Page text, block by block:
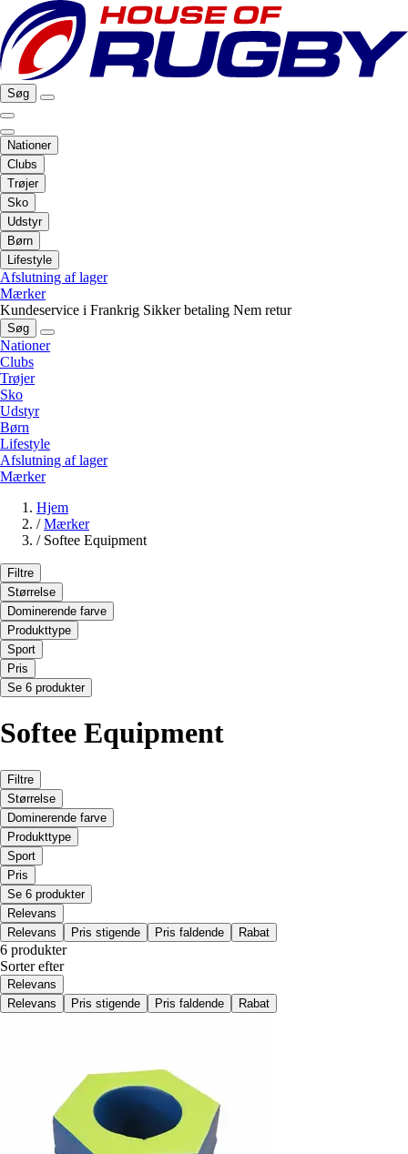
Søg
Nationer
Clubs
Trøjer
Sko
Udstyr
Børn
Lifestyle
Afslutning af lager
Mærker
Kundeservice i Frankrig Sikker betaling Nem retur
Søg
Nationer
Clubs
Trøjer
Sko
Udstyr
Børn
Lifestyle
Afslutning af lager
Mærker
Hjem
/ Mærker
/ Softee Equipment
Filtre
Størrelse
Dominerende farve
Produkttype
Sport
Pris
Se 6 produkter
Softee Equipment
Filtre
Størrelse
Dominerende farve
Produkttype
Sport
Pris
Se 6 produkter
Relevans
Relevans
Pris stigende Pris faldende Rabat
6 produkter
Sorter efter
Relevans
Relevans
Pris stigende Pris faldende Rabat